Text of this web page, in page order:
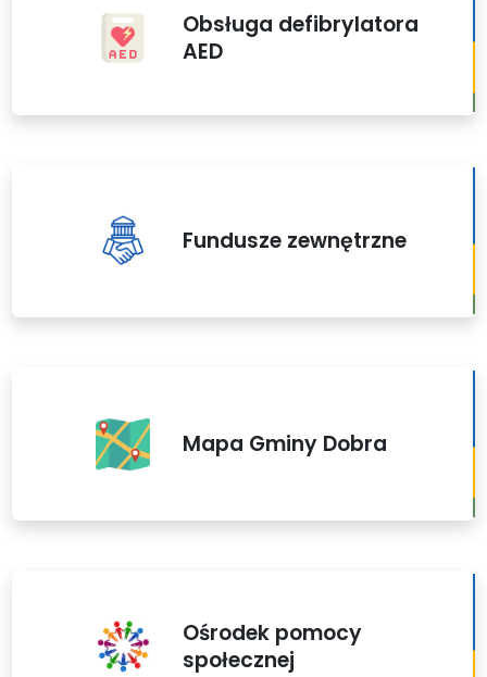
Obsługa defibrylatora
AED
Fundusze zewnętrzne
Mapa Gminy Dobra
Ośrodek pomocy
społecznej